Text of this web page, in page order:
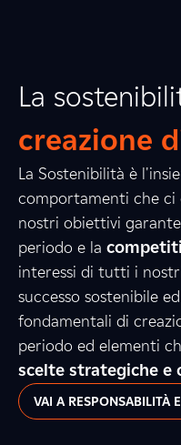
La
creazione
La Sostenibilità è
comportamenti che ci
nostri obiettivi
periodo e la
interessi di tutti i
successo sostenibile
fondamentali di
periodo ed elementi
scelte strategiche e
VAI A RESPONSABILITÀ